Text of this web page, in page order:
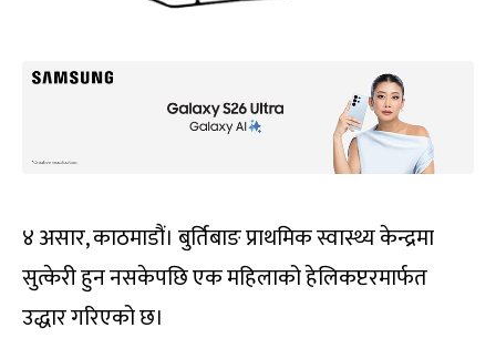
४ असार, काठमाडौं। बुर्तिबाङ प्राथमिक स्वास्थ्य केन्द्रमा
सुत्केरी हुन नसकेपछि एक महिलाको हेलिकप्टरमार्फत
उद्धार गरिएको छ।